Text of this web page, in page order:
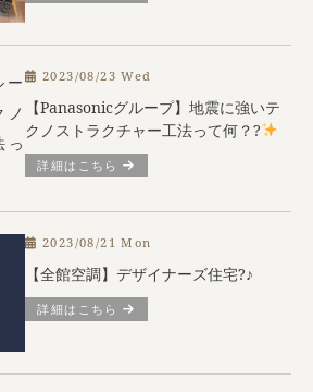
2023/08/23 Wed
【Panasonicグループ】地震に強いテ
クノストラクチャー工法って何？?
詳細はこちら
2023/08/21 Mon
【全館空調】デザイナーズ住宅?♪
詳細はこちら